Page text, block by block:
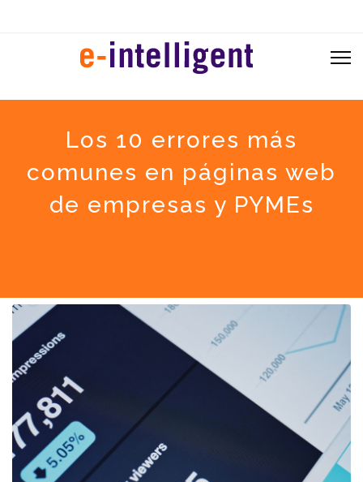
Los 10 errores más
comunes en páginas web
de empresas y PYMEs